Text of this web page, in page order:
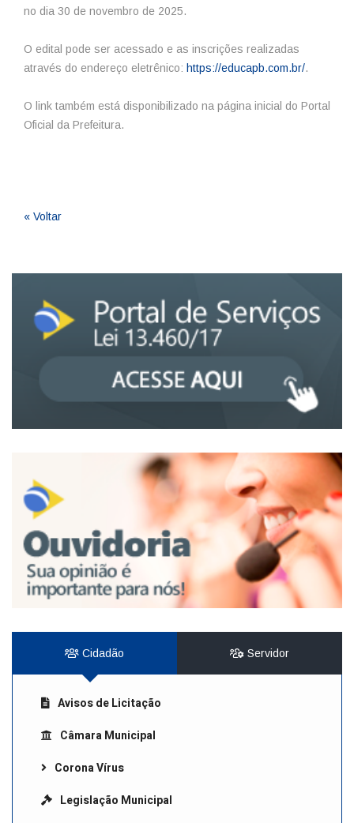
no dia 30 de novembro de 2025.
O edital pode ser acessado e as inscrições realizadas
através do endereço eletrênico: https://educapb.com.br/.
O link também está disponibilizado na página inicial do Portal
Oficial da Prefeitura.
« Voltar
Cidadão Servidor
Avisos de Licitação
Câmara Municipal
Corona Vírus
Legislação Municipal